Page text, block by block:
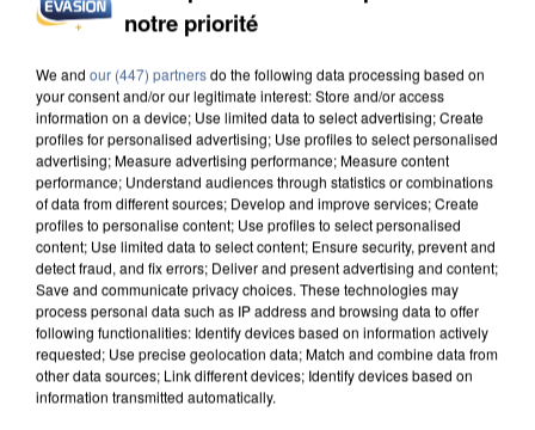
INCENDIES : L’ÎLE-DE-FRANCE LANCE UN ÉLAN
notre priorité
We and our (447) partnersdo the following data processing based on
your consent and/or our legitimate interest: Store and/or access
information on a device; Use limited data to select advertising; Create
profiles for personalised advertising; Use profiles to select personalised
advertising; Measure advertising performance; Measure content
performance; Understand audiences through statistics or combinations
of data from different sources; Develop and improve services; Create
profiles to personalise content; Use profiles to select personalised
content; Use limited data to select content; Ensure security, prevent and
detect fraud, and fix errors; Deliver and present advertising and content;
Save and communicate privacy choices. These technologies may
process personal data such as IP address and browsing data to offer
following functionalities: Identify devices based on information actively
requested; Use precise geolocation data; Match and combine data from
other data sources; Link different devices; Identify devices based on
information transmitted automatically.